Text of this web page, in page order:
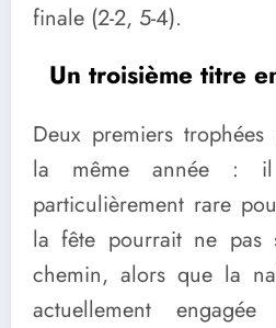
finale (2-2, 5-4).
Un troisième titre
Deux premiers
la même année : il
particulièrement rare
la fête pourrait ne pas
chemin, alors que la
actuellement